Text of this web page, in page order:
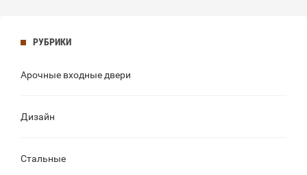
РУБРИКИ
Арочные входные двери
Дизайн
Стальные